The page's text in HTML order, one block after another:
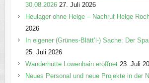
30.08.2026 27. Juli 2026
Heulager ohne Helge – Nachruf Helge
2026
In eigener (Grünes-Blätt’l-) Sache: Der
25. Juli 2026
Wanderhütte Löwenhain eröffnet 23. Juli
Neues Personal und neue Projekte in der